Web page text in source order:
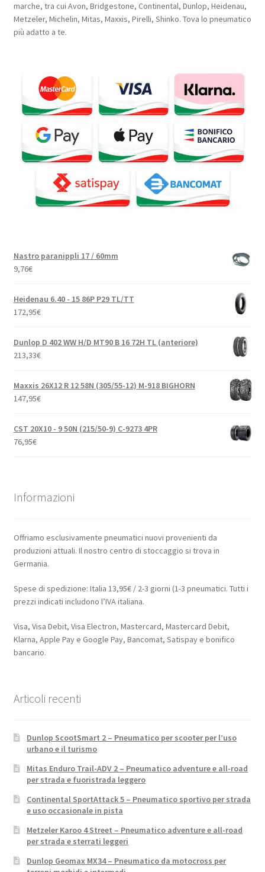
marche, tra cui Avon, Bridgestone, Continental, Dunlop, Heidenau,
Metzeler, Michelin, Mitas, Maxxis, Pirelli, Shinko. Tova lo pneumatico
più adatto a te.
Nastro paranippli 17 / 60mm
9,76€
Heidenau 6.40 - 15 86P P29 TL/TT
172,95€
Dunlop D 402 WW H/D MT90 B 16 72H TL (anteriore)
213,33€
Maxxis 26X12 R 12 58N (305/55-12) M-918 BIGHORN
147,95€
CST 20X10 - 9 50N (215/50-9) C-9273 4PR
76,95€
Informazioni
Offriamo esclusivamente pneumatici nuovi provenienti da
produzioni attuali. Il nostro centro di stoccaggio si trova in
Germania.
Spese di spedizione: Italia 13,95€ / 2-3 giorni (1-3 pneumatici. Tutti i
prezzi indicati includono l’IVA italiana.
Visa, Visa Debit, Visa Electron, Mastercard, Mastercard Debit,
Klarna, Apple Pay e Google Pay, Bancomat, Satispay e bonifico
bancario.
Articoli recenti
Dunlop ScootSmart 2 – Pneumatico per scooter per l’uso
urbano e il turismo
Mitas Enduro Trail-ADV 2 – Pneumatico adventure e all-road
per strada e fuoristrada leggero
Continental SportAttack 5 – Pneumatico sportivo per strada
e uso occasionale in pista
Metzeler Karoo 4 Street – Pneumatico adventure e all-road
per strada e sterrati leggeri
Dunlop Geomax MX34 – Pneumatico da motocross per